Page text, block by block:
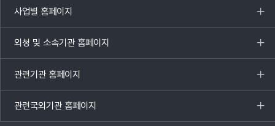
사업별 홈페이지
목록
열기
외청 및 소속기관 홈페이지
목록
열기
관련기관 홈페이지
목록
열기
관련국외기관 홈페이지
목록